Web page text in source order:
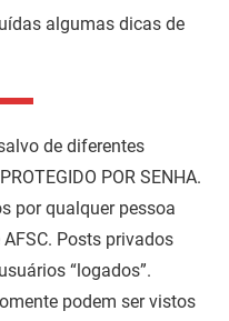
algumas dicas de
de diferentes
POR SENHA.
por qualquer pessoa
Posts privados
“logados”.
podem ser vistos